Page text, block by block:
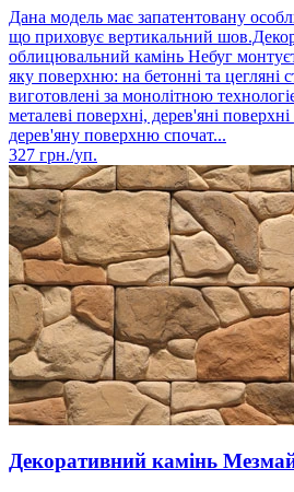
Дана модель має запатентовану
що приховує вертикальний
облицювальний камінь Небуг
яку поверхню: на бетонні та цегляні
виготовлені за монолітною
металеві поверхні, дерев'яні
дерев'яну поверхню спочат...
327 грн./уп.
Декоративний камінь